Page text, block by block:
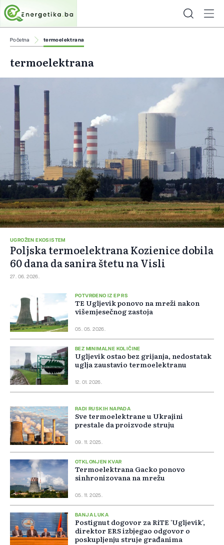
Početna termoelektrana
termoelektrana
UGROŽEN EKOSISTEM
Poljska termoelektrana Kozienice dobila
60 dana da sanira štetu na Visli
27. 06. 2026.
POTVRĐENO IZ EP RS
TE Ugljevik ponovo na mreži nakon
višemjesečnog zastoja
05. 05. 2026.
BEZ MINIMALNE KOLIČINE
Ugljevik ostao bez grijanja, nedostatak
uglja zaustavio termoelektranu
12. 01. 2026.
RADI RUSKIH NAPADA
Sve termoelektrane u Ukrajini
prestale da proizvode struju
09. 11. 2025.
OTKLONJEN KVAR
Termoelektrana Gacko ponovo
sinhronizovana na mrežu
05. 11. 2025.
BANJA LUKA
Postignut dogovor za RiTE 'Ugljevik',
direktor ERS izbjegao odgovor o
poskupljenju struje građanima